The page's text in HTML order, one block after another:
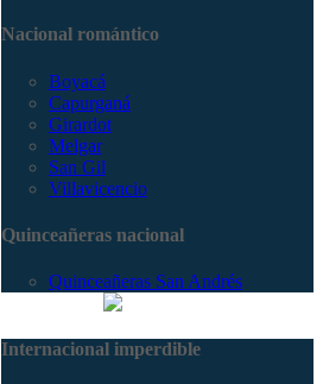
Nacional romántico
Boyacá
Capurganá
Girardot
Melgar
San Gil
Villavicencio
Quinceañeras nacional
Quinceañeras San Andrés
Internacional imperdible